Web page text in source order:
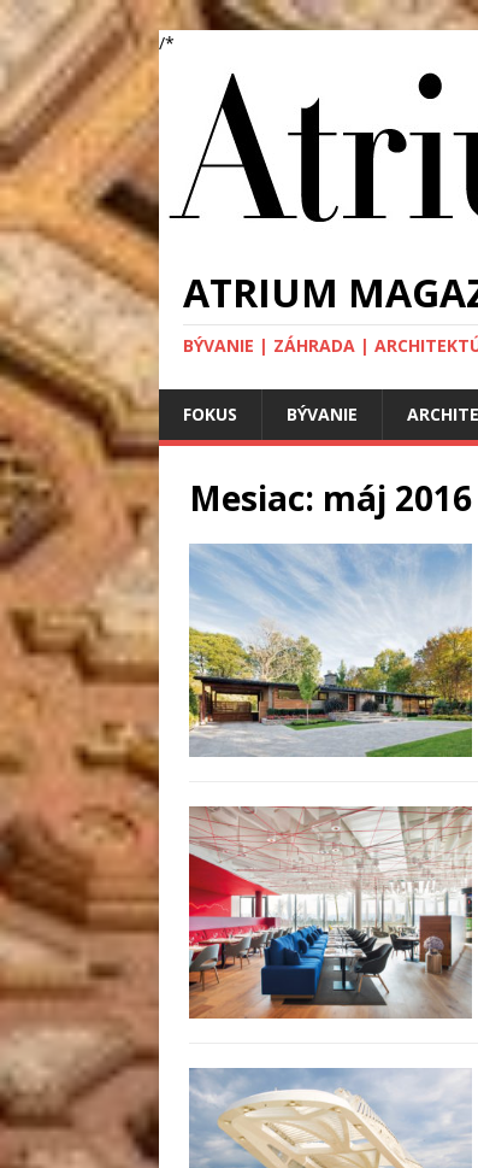
/*
ATRIUM
BÝVANIE | ZÁHRADA |
FOKUS BÝVANIE
Mesiac: máj 2016